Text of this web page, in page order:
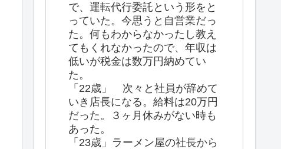
で、運転代行委託という形をと
っていた。今思うと自営業だっ
た。何もわからなかったし教え
てもくれなかったので、年収は
低いが税金は数万円納めてい
た。
「22歳」 次々と社員が辞めて
いき店長になる。給料は20万円
だった。３ヶ月休みがない時も
あった。
「23歳」ラーメン屋の社長から